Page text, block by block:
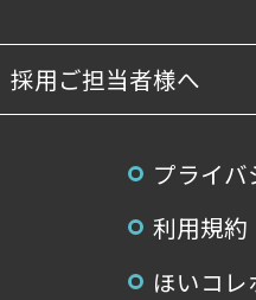
採用ご担当者様へ
プライ
利用規約
ほいコ